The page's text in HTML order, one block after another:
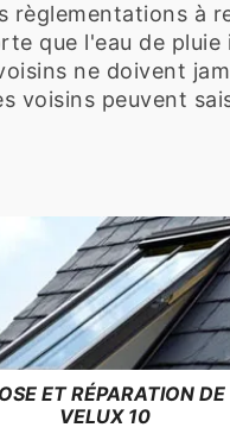
à
que l'eau de
ne doivent
voisins peuvent
ET RÉPARATION DE
VELUX 10